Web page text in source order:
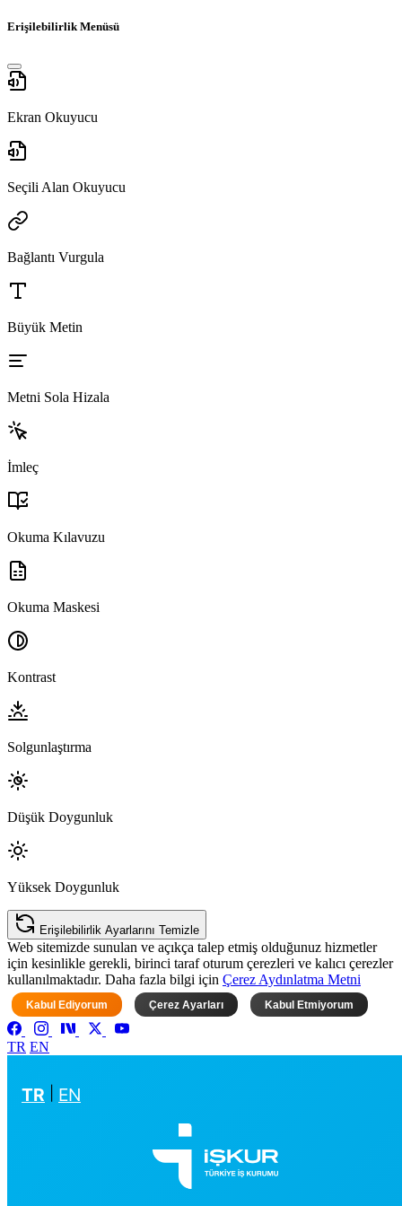
Erişilebilirlik Menüsü
Ekran Okuyucu
Seçili Alan Okuyucu
Bağlantı Vurgula
Büyük Metin
Metni Sola Hizala
İmleç
Okuma Kılavuzu
Okuma Maskesi
Kontrast
Solgunlaştırma
Düşük Doygunluk
Yüksek Doygunluk
Erişilebilirlik Ayarlarını Temizle
Web sitemizde sunulan ve açıkça talep etmiş olduğunuz hizmetler
için kesinlikle gerekli, birinci taraf oturum çerezleri ve kalıcı çerezler
kullanılmaktadır. Daha fazla bilgi için Çerez Aydınlatma Metni
Kabul Ediyorum Çerez Ayarları Kabul Etmiyorum
TR EN
TR EN